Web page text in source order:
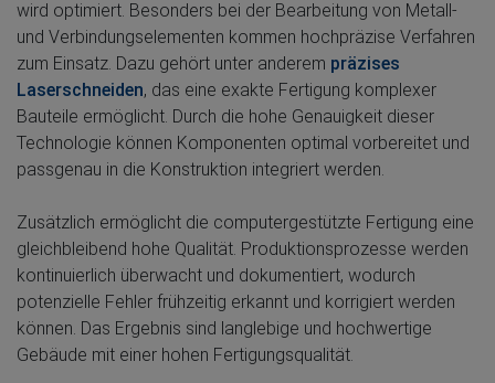
wird optimiert. Besonders bei der Bearbeitung von Metall-
und Verbindungselementen kommen hochpräzise Verfahren
zum Einsatz. Dazu gehört unter anderem präzises
Laserschneiden, das eine exakte Fertigung komplexer
Bauteile ermöglicht. Durch die hohe Genauigkeit dieser
Technologie können Komponenten optimal vorbereitet und
passgenau in die Konstruktion integriert werden.
Zusätzlich ermöglicht die computergestützte Fertigung eine
gleichbleibend hohe Qualität. Produktionsprozesse werden
kontinuierlich überwacht und dokumentiert, wodurch
potenzielle Fehler frühzeitig erkannt und korrigiert werden
können. Das Ergebnis sind langlebige und hochwertige
Gebäude mit einer hohen Fertigungsqualität.